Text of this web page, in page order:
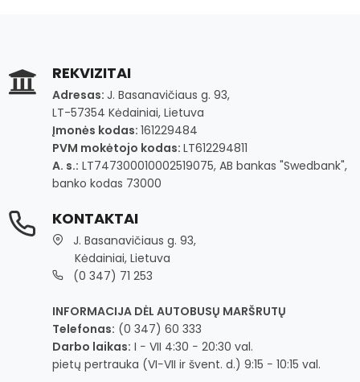
REKVIZITAI
Adresas: J. Basanavičiaus g. 93,
LT-57354 Kėdainiai, Lietuva
Įmonės kodas: 161229484
PVM mokėtojo kodas: LT612294811
A. s.: LT747300010002519075, AB bankas "Swedbank",
banko kodas 73000
KONTAKTAI
J. Basanavičiaus g. 93,
Kėdainiai, Lietuva
(0 347) 71 253
INFORMACIJA DĖL AUTOBUSŲ MARŠRUTŲ
Telefonas: (0 347) 60 333
Darbo laikas: I − VII 4:30 − 20:30 val.
pietų pertrauka (VI−VII ir švent. d.) 9:15 − 10:15 val.